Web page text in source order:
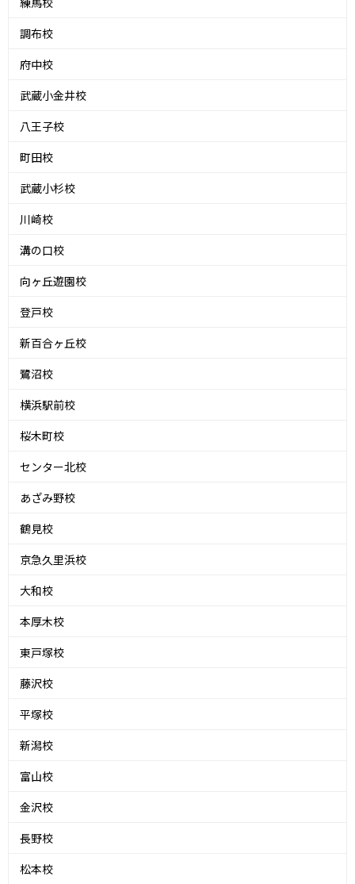
調布校
府中校
武蔵小金井校
八王子校
町田校
武蔵小杉校
川崎校
溝の口校
向ヶ丘遊園校
登戸校
新百合ヶ丘校
鷺沼校
横浜駅前校
桜木町校
センター北校
あざみ野校
鶴見校
京急久里浜校
大和校
本厚木校
東戸塚校
藤沢校
平塚校
新潟校
富山校
金沢校
長野校
松本校